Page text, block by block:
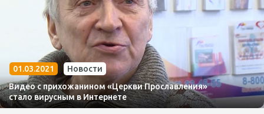
01.03.2021
Новости
Видео с прихожанином «Церкви Прославления»
стало вирусным в Интернете